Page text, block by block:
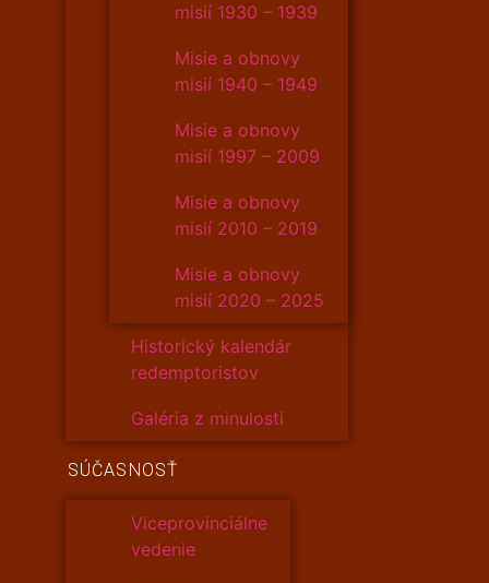
misií 1930 – 1939
Misie a obnovy
misií 1940 – 1949
Misie a obnovy
misií 1997 – 2009
Misie a obnovy
misií 2010 – 2019
Misie a obnovy
misií 2020 – 2025
Historický kalendár
redemptoristov
Galéria z minulosti
SÚČASNOSŤ
Viceprovinciálne
vedenie